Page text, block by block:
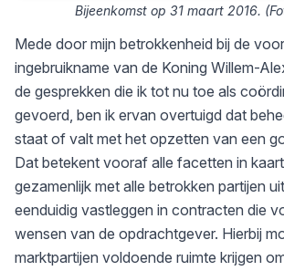
Bijeenkomst op 31 maart 2016.
Mede door mijn betrokkenheid bij de
ingebruikname van de Koning Willem-
de gesprekken die ik tot nu toe als
gevoerd, ben ik ervan overtuigd dat
staat of valt met het opzetten van een
Dat betekent vooraf alle facetten in
gezamenlijk met alle betrokken partijen
eenduidig vastleggen in contracten die
wensen van de opdrachtgever. Hierbij
marktpartijen voldoende ruimte krijgen